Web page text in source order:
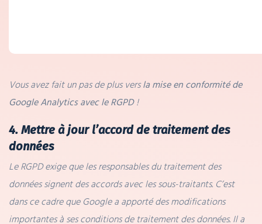
Vous avez fait un pas de plus versla mise en conformité de
Google Analytics avec le RGPD!
4. Mettre à jour l’accord de traitement des
données
Le RGPD exige que les responsables du traitement des
données signent des accords avec les sous-traitants. C’est
dans ce cadre que Google a apporté des modifications
importantes à ses conditions de traitement des données. Il a